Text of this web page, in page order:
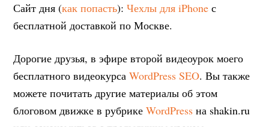
Сайт дня (как попасть):Чехлы для iPhone с
бесплатной доставкой по Москве.
Дорогие друзья, в эфире второй видеоурок моего
бесплатного видеокурсаWordPress SEO. Вы также
можете почитать другие материалы об этом
блоговом движке в рубрикеWordPress на shakin.ru